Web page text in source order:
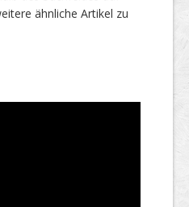
ähnliche Artikel zu